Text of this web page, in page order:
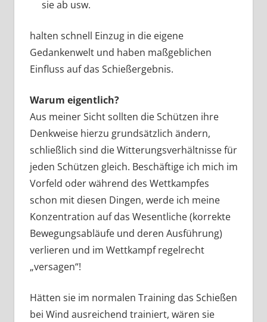
sie ab usw.
halten schnell Einzug in die eigene
Gedankenwelt und haben maßgeblichen
Einfluss auf das Schießergebnis.
Warum eigentlich?
Aus meiner Sicht sollten die Schützen ihre
Denkweise hierzu grundsätzlich ändern,
schließlich sind die Witterungsverhältnisse für
jeden Schützen gleich. Beschäftige ich mich im
Vorfeld oder während des Wettkampfes
schon mit diesen Dingen, werde ich meine
Konzentration auf das Wesentliche (korrekte
Bewegungsabläufe und deren Ausführung)
verlieren und im Wettkampf regelrecht
„versagen“!
Hätten sie im normalen Training das Schießen
bei Wind ausreichend trainiert, wären sie